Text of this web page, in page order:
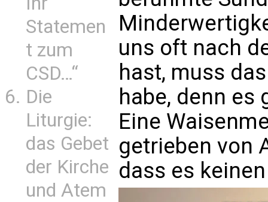
Statemen
t zum
CSD…“
Die
Liturgie:
das Gebet
der Kirche
und Atem
uns oft nach
hast, muss
habe, denn
Eine
getrieben von
dass es